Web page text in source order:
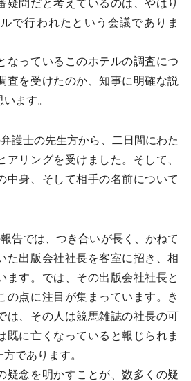
疑問だと考えているのは、やはり
で行われたという会議でありま
っているこのホテルの調査につ
査を受けたのか、知事に明確な説
ます。
護士の先生方から、二日間にわた
アリングを受けました。そして、
中身、そして相手の名前について
告では、つき合いが長く、かねて
た出版会社社長を客室に招き、相
ます。では、その出版会社社長と
の点に注目が集まっています。き
は、その人は競馬雑誌の社長の可
既に亡くなっていると報じられま
であります。
念を明かすことが、数多くの疑